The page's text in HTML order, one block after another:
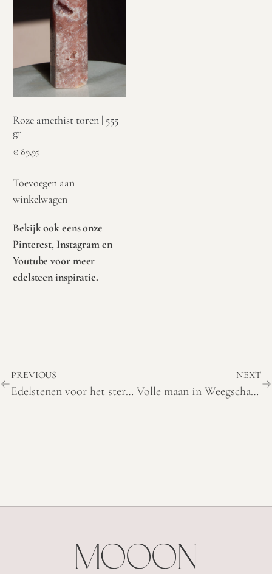
Roze amethist toren | 555
gr
€89,95
Toevoegen aan
winkelwagen
Bekijk ook eens onze
Pinterest, Instagramen
Youtube voor meer
edelsteen inspiratie.
PREVIOUS
Edelstenen voor het sterrenbeeld Ram
NEXT
Volle maan in Weegschaal (2 april 2026) – betekenis en thema’s